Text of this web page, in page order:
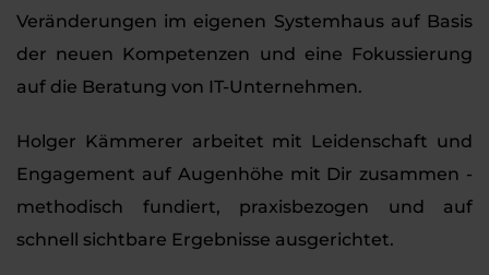
Veränderungen im eigenen Systemhaus auf Basis
der neuen Kompetenzen und eine Fokussierung
auf die Beratung von IT-Unternehmen.
Holger Kämmerer arbeitet mit Leidenschaft und
Engagement auf Augenhöhe mit Dir zusammen -
methodisch fundiert, praxisbezogen und auf
schnell sichtbare Ergebnisse ausgerichtet.